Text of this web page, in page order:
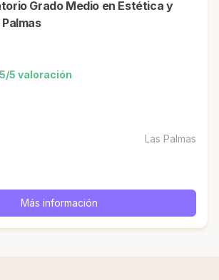
5/5 valoración
Las Palmas
Más información